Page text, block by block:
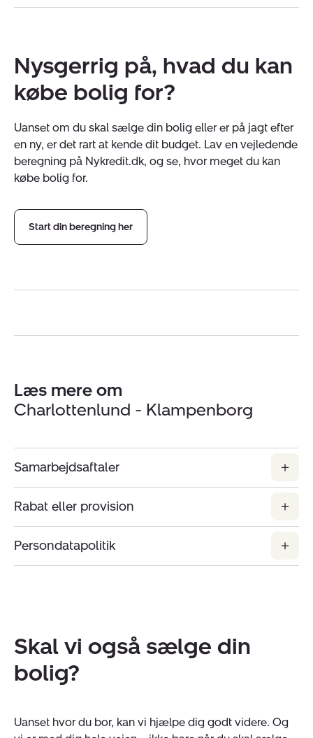
Nysgerrig på, hvad du kan
købe bolig for?
Uanset om du skal sælge din bolig eller er på jagt efter
en ny, er det rart at kende dit budget. Lav en vejledende
beregning på Nykredit.dk, og se, hvor meget du kan
købe bolig for.
Start din beregning her
Læs mere om
Charlottenlund - Klampenborg
Samarbejdsaftaler
Rabat eller provision
Persondatapolitik
Skal vi også sælge din
bolig?
Uanset hvor du bor, kan vi hjælpe dig godt videre. Og